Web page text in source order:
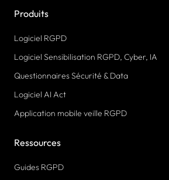
Produits
Logiciel RGPD
Logiciel Sensibilisation RGPD, Cyber, IA
Questionnaires Sécurité & Data
Logiciel AI Act
Application mobile veille RGPD
Ressources
Guides RGPD